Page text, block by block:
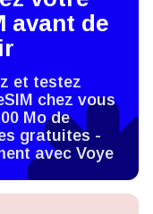
avant de
et testez
chez vous
Mo de
gratuites -
avec Voye